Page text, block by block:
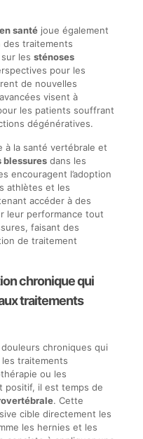
santéjoue également
des traitements
les sténoses
pour les
de nouvelles
visent à
les patients souffrant
dégénératives.
à la santé vertébrale et
blessuresdans les
encouragent l’adoption
athlètes et les
accéder à des
leur performance tout
faisant des
de traitement
chronique qui
traitements
chroniques qui
traitements
ou les
positif, il est temps de
. Cette
cible directement les
les hernies et les